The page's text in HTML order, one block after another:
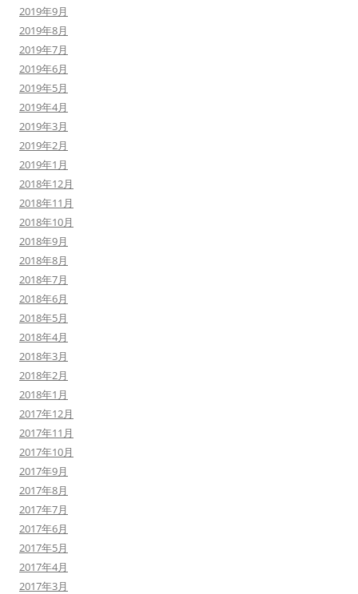
2019年9月
2019年8月
2019年7月
2019年6月
2019年5月
2019年4月
2019年3月
2019年2月
2019年1月
2018年12月
2018年11月
2018年10月
2018年9月
2018年8月
2018年7月
2018年6月
2018年5月
2018年4月
2018年3月
2018年2月
2018年1月
2017年12月
2017年11月
2017年10月
2017年9月
2017年8月
2017年7月
2017年6月
2017年5月
2017年4月
2017年3月